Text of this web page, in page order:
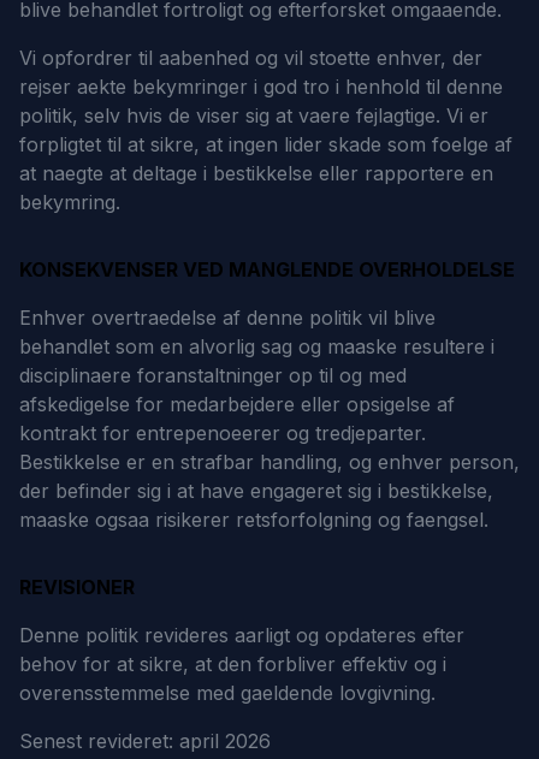
blive behandlet fortroligt og efterforsket omgaaende.
Vi opfordrer til aabenhed og vil stoette enhver, der
rejser aekte bekymringer i god tro i henhold til denne
politik, selv hvis de viser sig at vaere fejlagtige. Vi er
forpligtet til at sikre, at ingen lider skade som foelge af
at naegte at deltage i bestikkelse eller rapportere en
bekymring.
KONSEKVENSER VED MANGLENDE OVERHOLDELSE
Enhver overtraedelse af denne politik vil blive
behandlet som en alvorlig sag og maaske resultere i
disciplinaere foranstaltninger op til og med
afskedigelse for medarbejdere eller opsigelse af
kontrakt for entrepenoeerer og tredjeparter.
Bestikkelse er en strafbar handling, og enhver person,
der befinder sig i at have engageret sig i bestikkelse,
maaske ogsaa risikerer retsforfolgning og faengsel.
REVISIONER
Denne politik revideres aarligt og opdateres efter
behov for at sikre, at den forbliver effektiv og i
overensstemmelse med gaeldende lovgivning.
Senest revideret: april 2026